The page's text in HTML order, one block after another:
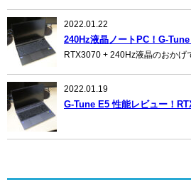
2022.01.22
240Hz液晶ノートPC！G-
RTX3070 + 240Hz液晶のおかげ
2022.01.19
G-Tune E5 性能レビュー！